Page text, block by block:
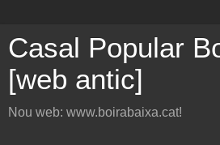
Casal Popular
[web antic]
Nou web: www.boirabaixa.cat!